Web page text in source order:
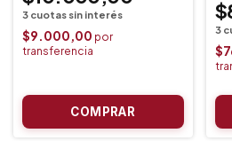
$9.000,00